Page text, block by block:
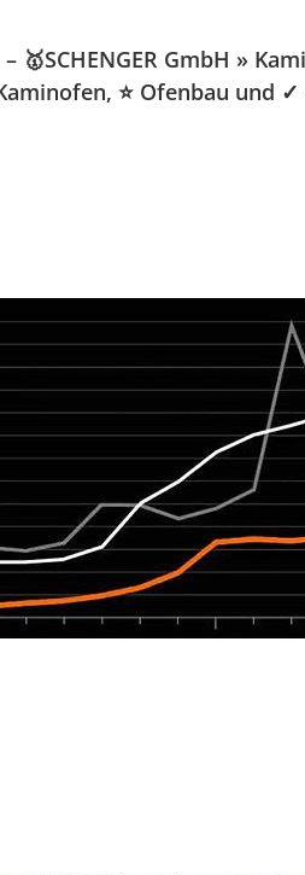
🥇SCHENGER GmbH »
⭐ Ofenbau und